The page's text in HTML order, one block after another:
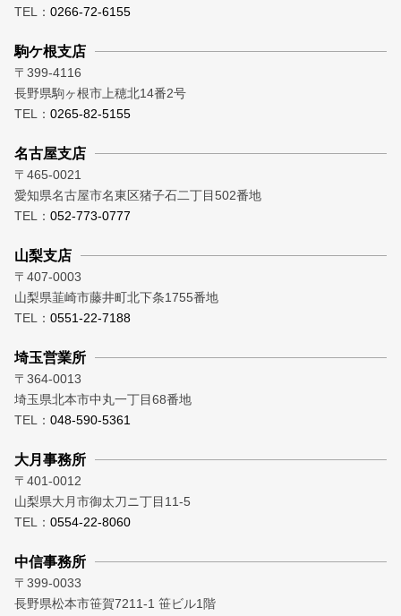
TEL： 0266-72-6155
駒ケ根支店
〒399-4116
長野県駒ヶ根市上穂北14番2号
TEL： 0265-82-5155
名古屋支店
〒465-0021
愛知県名古屋市名東区猪子石二丁目502番地
TEL： 052-773-0777
山梨支店
〒407-0003
山梨県韮崎市藤井町北下条1755番地
TEL： 0551-22-7188
埼玉営業所
〒364-0013
埼玉県北本市中丸一丁目68番地
TEL： 048-590-5361
大月事務所
〒401-0012
山梨県大月市御太刀ニ丁目11-5
TEL： 0554-22-8060
中信事務所
〒399-0033
長野県松本市笹賀7211-1 笹ビル1階